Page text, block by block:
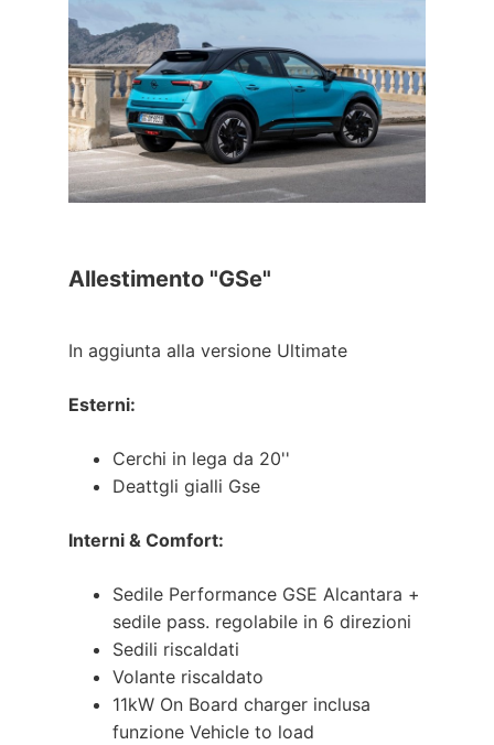
Allestimento "GSe"
In aggiunta alla versione Ultimate
Esterni:
Cerchi in lega da 20''
Deattgli gialli Gse
Interni & Comfort:
Sedile Performance GSE Alcantara +
sedile pass. regolabile in 6 direzioni
Sedili riscaldati
Volante riscaldato
11kW On Board charger inclusa
funzione Vehicle to load